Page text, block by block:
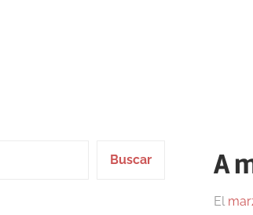
A
El
Buscar